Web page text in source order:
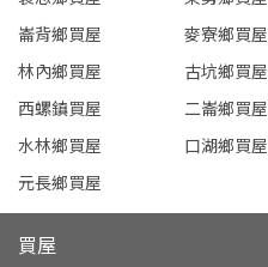
崙背鄉買屋
麥寮鄉買屋
林內鄉買屋
古坑鄉買屋
西螺鎮買屋
二崙鄉買屋
水林鄉買屋
口湖鄉買屋
元長鄉買屋
買屋